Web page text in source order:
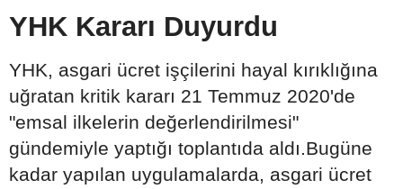
YHK Kararı Duyurdu
YHK, asgari ücret işçilerini hayal kırıklığına
uğratan kritik kararı 21 Temmuz 2020'de
"emsal ilkelerin değerlendirilmesi"
gündemiyle yaptığı toplantıda aldı.Bugüne
kadar yapılan uygulamalarda, asgari ücret